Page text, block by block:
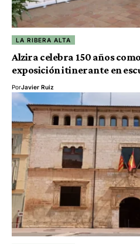
LA RIBERA ALTA
Alzira celebra 150 años
exposición itinerante en
PorJavier Ruiz